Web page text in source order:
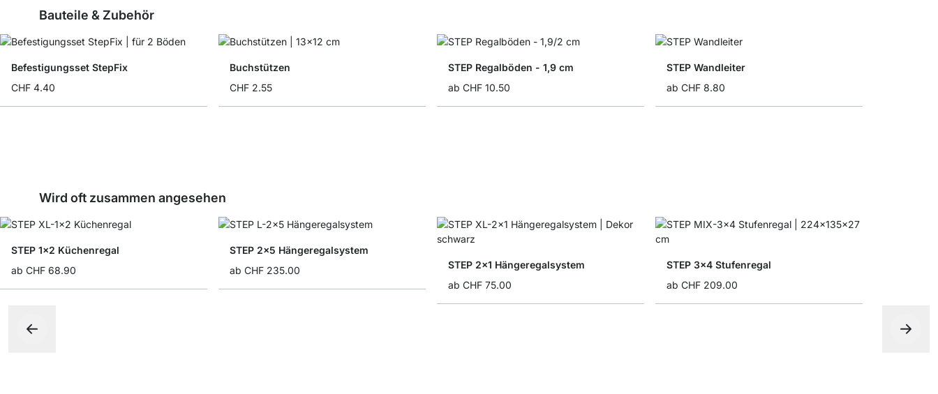
Bauteile & Zubehör
Befestigungsset StepFix
CHF 4.40
Buchstützen
CHF 2.55
STEP Regalböden - 1,9 cm
ab CHF 10.50
STEP Wandleiter
ab CHF 8.80
Wird oft zusammen angesehen
STEP 1x2 Küchenregal
ab CHF 68.90
STEP 2x5 Hängeregalsystem
ab CHF 235.00
STEP 2x1 Hängeregalsystem
ab CHF 75.00
STEP 3x4 Stufenregal
ab CHF 209.00